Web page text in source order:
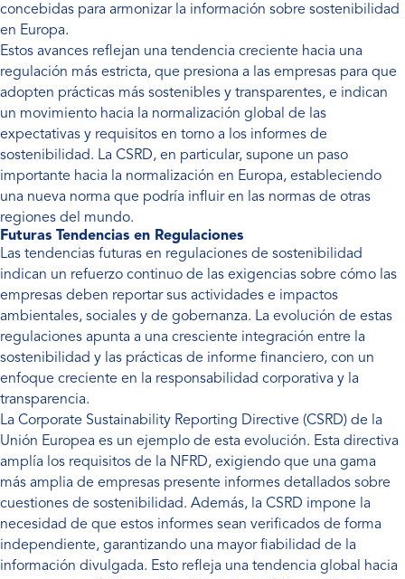
concebidas para armonizar la información sobre sostenibilidad
en Europa.
Estos avances reflejan una tendencia creciente hacia una
regulación más estricta, que presiona a las empresas para que
adopten prácticas más sostenibles y transparentes, e indican
un movimiento hacia la normalización global de las
expectativas y requisitos en torno a los informes de
sostenibilidad. La CSRD, en particular, supone un paso
importante hacia la normalización en Europa, estableciendo
una nueva norma que podría influir en las normas de otras
regiones del mundo.
Futuras Tendencias en Regulaciones
Las tendencias futuras en regulaciones de sostenibilidad
indican un refuerzo continuo de las exigencias sobre cómo las
empresas deben reportar sus actividades e impactos
ambientales, sociales y de gobernanza. La evolución de estas
regulaciones apunta a una cresciente integración entre la
sostenibilidad y las prácticas de informe financiero, con un
enfoque creciente en la responsabilidad corporativa y la
transparencia.
La Corporate Sustainability Reporting Directive (CSRD) de la
Unión Europea es un ejemplo de esta evolución. Esta directiva
amplía los requisitos de la NFRD, exigiendo que una gama
más amplia de empresas presente informes detallados sobre
cuestiones de sostenibilidad. Además, la CSRD impone la
necesidad de que estos informes sean verificados de forma
independiente, garantizando una mayor fiabilidad de la
información divulgada. Esto refleja una tendencia global hacia